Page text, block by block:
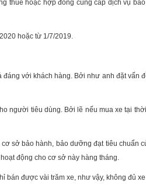
hoặc hợp đồng cung cấp dịch vụ
hoặc từ 1/7/2019.
với khách hàng. Bởi như anh đặt vấn
người tiêu dùng. Bởi lẽ nếu mua xe tại
sở bảo hành, bảo dưỡng đạt tiêu chuẩn
động cho cơ sở này hàng tháng.
được vài trăm xe, như vậy, không đủ